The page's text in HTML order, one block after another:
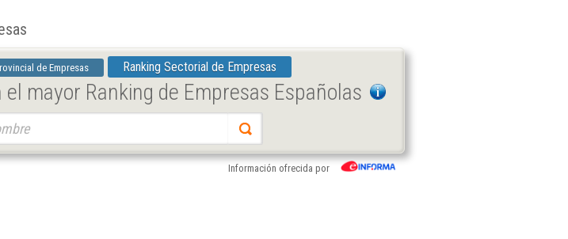
de Empresas Ranking Sectorial de Empresas
mayor Ranking de Empresas Españolas
Información ofrecida por